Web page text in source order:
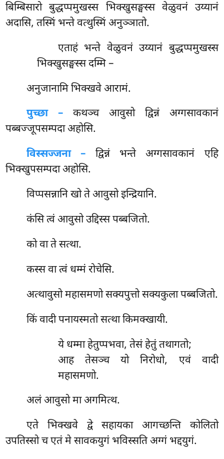
बिम्बिसारो बुद्धप्पमुखस्स भिक्खुसङ्घस्स वेळुवनं उय्यानं
अदासि, तस्मिं भन्ते वत्थुस्मिं अनुञ्ञातो.
एताहं भन्ते वेळुवनं उय्यानं बुद्धप्पमुखस्स
भिक्खुसङ्घस्स दम्मि –
अनुजानामि भिक्खवे आरामं.
पुच्छा –कथञ्च आवुसो द्विन्नं अग्गसावकानं
पब्बज्जूपसम्पदा अहोसि.
विस्सज्जना – द्विन्नं भन्ते अग्गसावकानं एहि
भिक्खुपसम्पदा अहोसि.
विप्पसन्नानिखो ते आवुसो इन्द्रियानि.
कंसि त्वं आवुसो उद्दिस्स पब्बजितो.
को वा ते सत्था.
कस्स वा त्वं धम्मं रोचेसि.
अत्थावुसो महासमणो सक्यपुत्तो सक्यकुला पब्बजितो.
किं वादी पनायस्मतो सत्था किमक्खायी.
येधम्मा हेतुप्पभवा, तेसं हेतुं तथागतो;
आह तेसञ्च यो निरोधो, एवं वादी
महासमणो.
अलं आवुसो मा अगमित्थ.
एते भिक्खवे द्वे सहायका आगच्छन्ति कोलितो
उपतिस्सो च एतं मे सावकयुगं भविस्सति अग्गं भद्दयुगं.